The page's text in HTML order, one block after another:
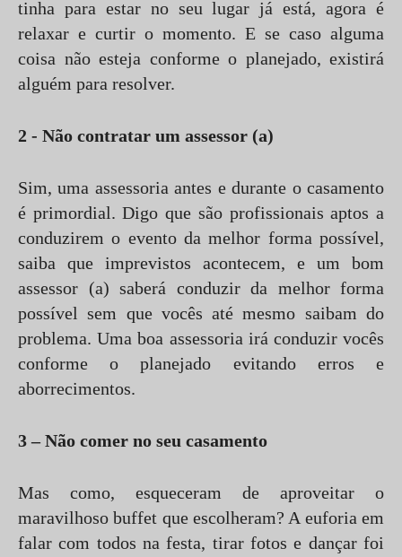
tinha para estar no seu lugar já está, agora é
relaxar e curtir o momento. E se caso alguma
coisa não esteja conforme o planejado, existirá
alguém para resolver.
2 - Não contratar um assessor (a)
Sim, uma assessoria antes e durante o casamento
é primordial. Digo que são profissionais aptos a
conduzirem o evento da melhor forma possível,
saiba que imprevistos acontecem, e um bom
assessor (a) saberá conduzir da melhor forma
possível sem que vocês até mesmo saibam do
problema. Uma boa assessoria irá conduzir vocês
conforme o planejado evitando erros e
aborrecimentos.
3 – Não comer no seu casamento
Mas como, esqueceram de aproveitar o
maravilhoso buffet que escolheram? A euforia em
falar com todos na festa, tirar fotos e dançar foi